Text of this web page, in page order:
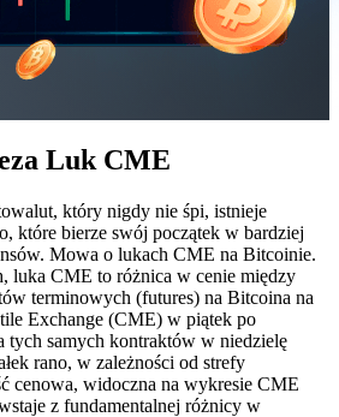
Luk CME
który nigdy nie śpi, istnieje
które bierze swój początek w bardziej
Mowa o lukach CME na Bitcoinie.
luka CME to różnica w cenie między
terminowych (futures) na Bitcoina na
Exchange (CME) w piątek po
tych samych kontraktów w niedzielę
rano, w zależności od strefy
cenowa, widoczna na wykresie CME
z fundamentalnej różnicy w